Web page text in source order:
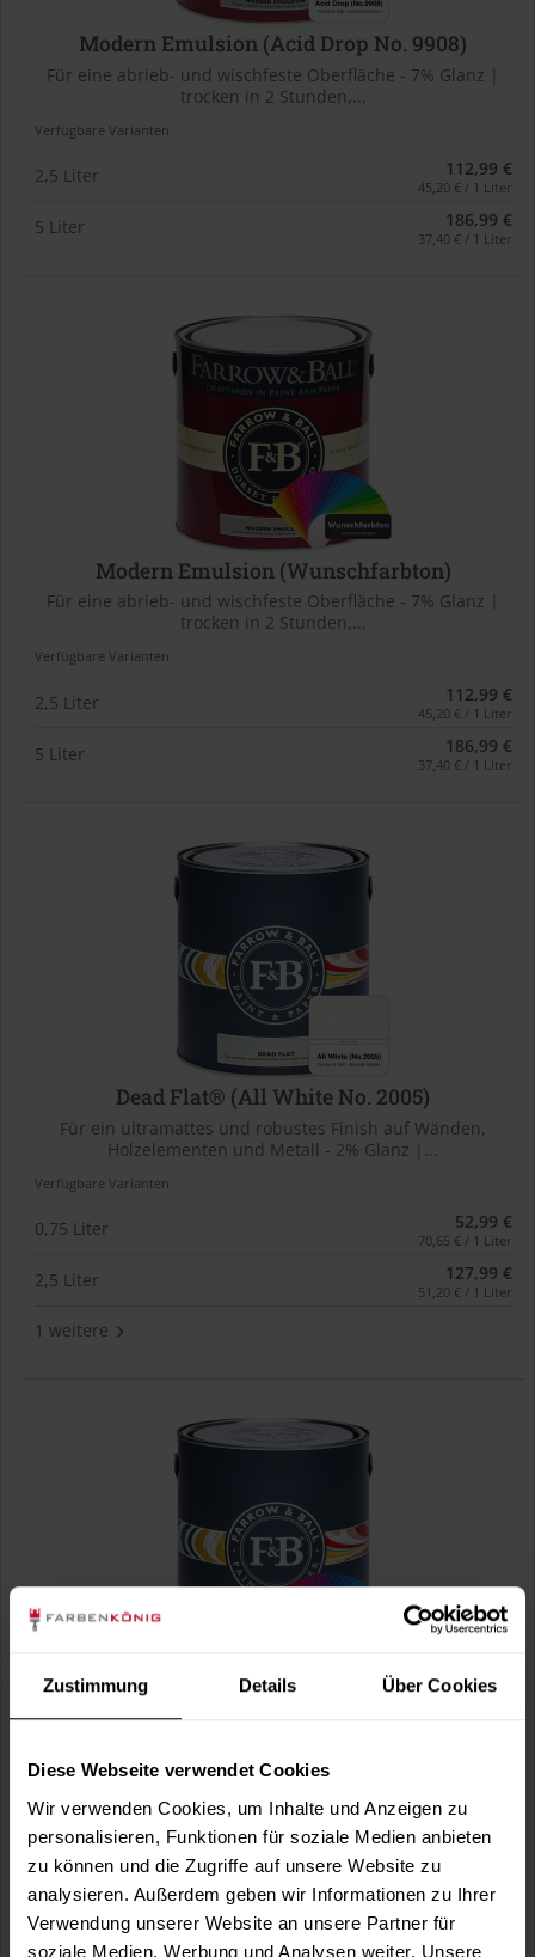
Zustimmung Details Über Cookies
Diese Webseite verwendet Cookies
Wir verwenden Cookies, um Inhalte und Anzeigen zu
personalisieren, Funktionen für soziale Medien anbieten
zu können und die Zugriffe auf unsere Website zu
analysieren. Außerdem geben wir Informationen zu Ihrer
Verwendung unserer Website an unsere Partner für
soziale Medien, Werbung und Analysen weiter. Unsere
Modern Emulsion (Acid Drop No. 9908)
Für eine abrieb- und wischfeste Oberfläche - 7% Glanz |
trocken in 2 Stunden,...
Verfügbare Varianten
2,5 Liter 112,99 €
45,20 € / 1 Liter
5 Liter 186,99 €
37,40 € / 1 Liter
Modern Emulsion (Wunschfarbton)
Für eine abrieb- und wischfeste Oberfläche - 7% Glanz |
trocken in 2 Stunden,...
Verfügbare Varianten
2,5 Liter 112,99 €
45,20 € / 1 Liter
5 Liter 186,99 €
37,40 € / 1 Liter
Dead Flat® (All White No. 2005)
Für ein ultramattes und robustes Finish auf Wänden,
Holzelementen und Metall - 2% Glanz |...
Verfügbare Varianten
0,75 Liter 52,99 €
70,65 € / 1 Liter
2,5 Liter 127,99 €
51,20 € / 1 Liter
1 weitere
Dead Flat® (Wunschfarbton)
Für ein ultramattes und robustes Finish auf Wänden,
Holzelementen und Metall - 2% Glanz |...
0,75 Liter 70,65 € / 1 Liter
2,5 Liter 127,99 €
51,20 € / 1 Liter
1 weitere